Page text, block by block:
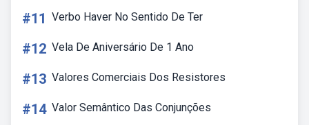
#11 Verbo Haver No Sentido De Ter
#12 Vela De Aniversário De 1 Ano
#13 Valores Comerciais Dos Resistores
#14 Valor Semântico Das Conjunções